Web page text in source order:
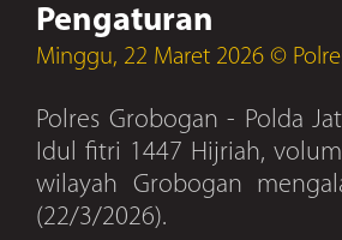
Pengaturan
Minggu, 22 Maret 2026 ©
Polres Grobogan - Polda
Idul fitri 1447 Hijriah,
wilayah Grobogan
(22/3/2026).